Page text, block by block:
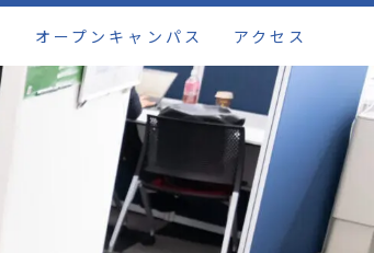
オープンキャンパス アクセス